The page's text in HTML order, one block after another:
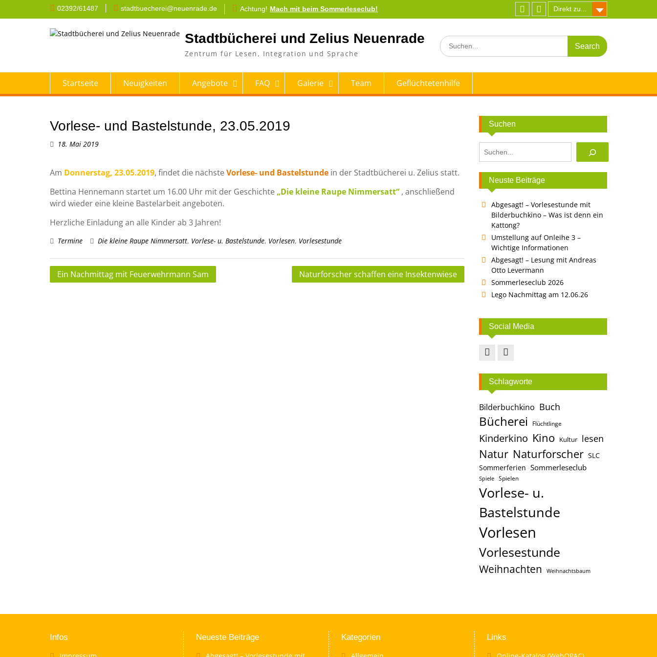
02392/61487 stadtbuecherei@neuenrade.de Achtung! Mach mit beim Sommerleseclub!
Direkt zu...
FacebookInstagram
Stadtbücherei und Zelius Neuenrade
Zentrum für Lesen, Integration und Sprache
Search
for:
Startseite Neuigkeiten Angebote FAQ Galerie Team Geflüchtetenhilfe
Vorlese- und Bastelstunde, 23.05.2019
18. Mai 2019
Am Donnerstag, 23.05.2019, findet die nächsteVorlese- und Bastelstunde in der Stadtbücherei u. Zelius statt.
Bettina Hennemann startet um 16.00 Uhr mit der Geschichte „Die kleine Raupe Nimmersatt“ , anschließend
wird wieder eine kleine Bastelarbeit angeboten.
Herzliche Einladung an alle Kinder ab 3 Jahren!
Termine Die kleine Raupe Nimmersatt, Vorlese- u. Bastelstunde, Vorlesen, Vorlesestunde
Beitragsnavigation
Ein Nachmittag mit Feuerwehrmann Sam Naturforscher schaffen eine Insektenwiese
Suchen
Neuste Beiträge
Abgesagt! – Vorlesestunde mit
Bilderbuchkino – Was ist denn ein
Kattong?
Umstellung auf Onleihe 3 –
Wichtige Informationen
Abgesagt! – Lesung mit Andreas
Otto Levermann
Sommerleseclub 2026
Lego Nachmittag am 12.06.26
Social Media
Schlagworte
Bilderbuchkino Buch
Bücherei Flüchtlinge
Kinderkino Kino Kultur lesen
Natur Naturforscher SLC
Sommerferien Sommerleseclub
Spiele Spielen
Vorlese- u.
Bastelstunde
Vorlesen
Vorlesestunde
Weihnachten Weihnachtsbaum
Infos
Neueste Beiträge
Kategorien
Links